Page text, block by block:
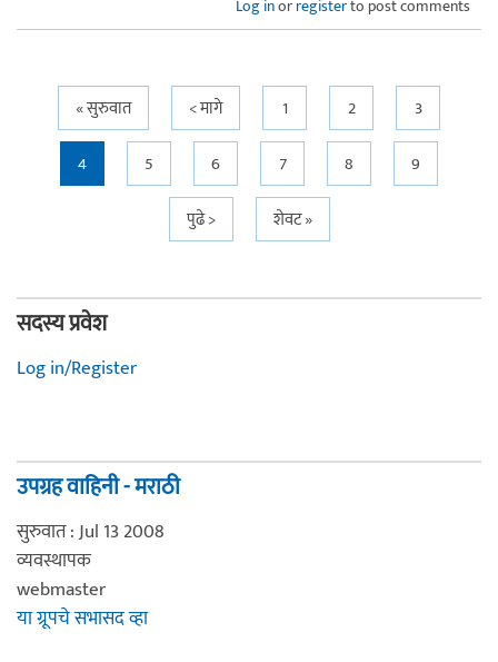
Log inorregisterto post comments
Pages« सुरुवात < मागे 1 2
3
4
5 6 7 8
9
पुढे >
शेवट »
सदस्य प्रवेश
Log in/Register
उपग्रह वाहिनी - मराठी
सुरुवात : Jul 13 2008
व्यवस्थापक
webmaster
या ग्रूपचे सभासद व्हा